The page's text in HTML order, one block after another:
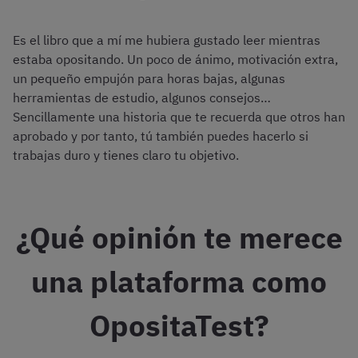
Es el libro que a mí me hubiera gustado leer mientras
estaba opositando. Un poco de ánimo, motivación extra,
un pequeño empujón para horas bajas, algunas
herramientas de estudio, algunos consejos…
Sencillamente una historia que te recuerda que otros han
aprobado y por tanto, tú también puedes hacerlo si
trabajas duro y tienes claro tu objetivo.
¿Qué opinión te merece
una plataforma como
OpositaTest?